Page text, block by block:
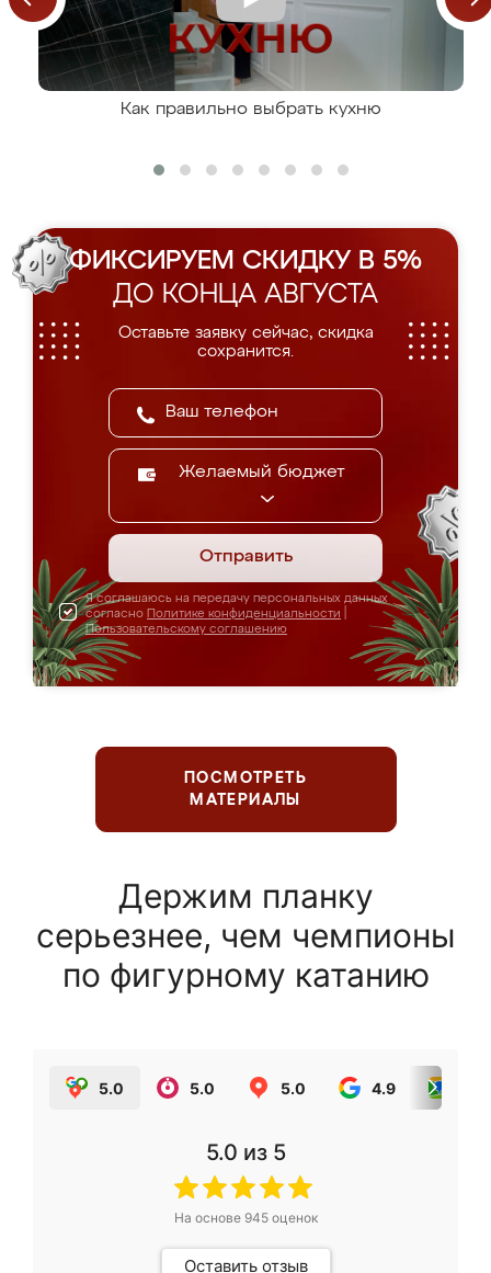
Как правильно выбрать кухню
ФИКСИРУЕМ СКИДКУ В 5%
ДО КОНЦА АВГУСТА
Оставьте заявку сейчас, скидка
сохранится.
Желаемый бюджет
Отправить
Я соглашаюсь на передачу персональных данных
согласно Политике конфиденциальности
Пользовательскому соглашению
ПОСМОТРЕТЬ
МАТЕРИАЛЫ
Держим планку
серьезнее, чем чемпионы
по фигурному катанию
5.0 5.0 5.0 4.9
5.0 из 5
На основе 945оценок
Оставить отзыв